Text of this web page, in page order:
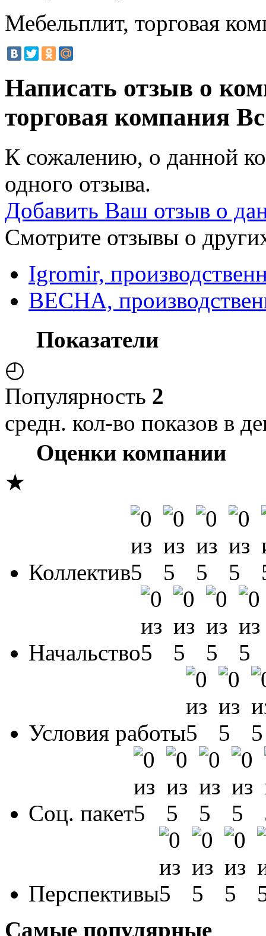
Мебельплит, торговая
Написать отзыв о
торговая компания
К сожалению, о данной
одного отзыва.
Добавить Ваш отзыв о
Смотрите отзывы о
Igromir,
ВЕСНА,
Показатели
◴
Популярность 2
средн. кол-во показов в
Оценки компании
★
Коллектив
Начальство
Условия работы
Соц. пакет
Перспективы
Самые популярные